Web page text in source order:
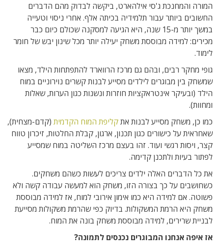
המורה והמחנכת ג'סי אילהארט, ביקשה לבדוק מהם הדברים
החשובים ביותר עבור תלמידיה בכיתה אלף. אחרי ניסוי וטעייה
במשך יותר מ-15 שנה, היא הגיעה למסקנה שכולם כיום כבר
מכירים: למידה מבוססת משחק יעילה יותר מכל שינון יבש של חומר
לימוד.
גופי מחקר רבים, ובהם גם מרכז הרווארד להתפתחות הילד, מצאו
שמשחק בין מבוגרים לילדים מסייע לבנות קשרים נוירוניים במוח
הילד (ובעיקר אינטראקציות חוזרות ונשנות כגון הערות, שאלות
ומחוות).
כמו כן, משחק מסייע לבנות אתקליפת המוח הקדמית (קדם-מצחית),
שאחראית על כישורים כגון תכנון, ארגון, קבלת החלטות, זיכרון טווח
קצר, ויסות רגשי ועוד. זהו בעצם מרכז השליטה במוח שמסייע
לפתור בעיות ולתכנן קדימה.
את כל הדברים האלה ילדים צריכים לעשות כשהם משחקים.
כשחושבים על כך בצורה הזו, משחק הוא למעשה עבודה קשה ולא
פשוטה. אם למידה היא כמו אימון אירובי למוח, אז למידה מבוססת
משחק היא הרמת המשקולות. בדיוק כפי שהרמת משקולות מסייעת
לבניית שרירים, למידה מבוססת משחק בונה את המוח.
אז איפה אנחנו המבוגרים נכנסים לתמונה?